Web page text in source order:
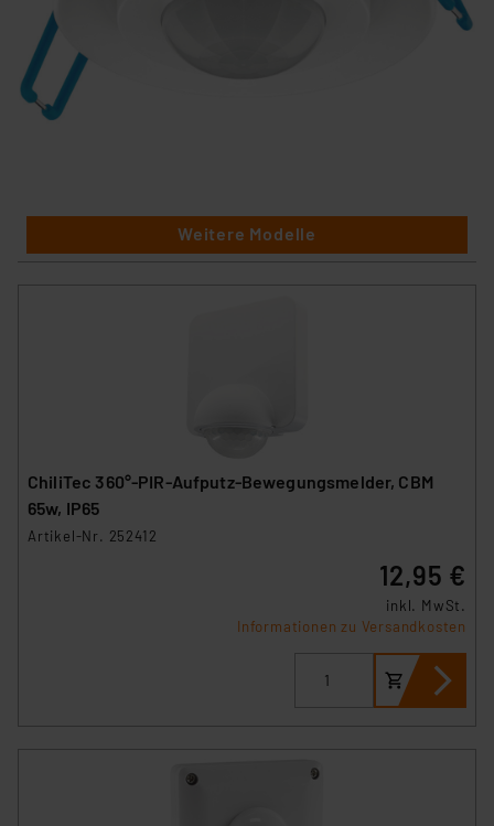
Weitere Modelle
ChiliTec 360°-PIR-Aufputz-Bewegungsmelder, CBM
65w, IP65
Artikel-Nr. 252412
12,95 €
inkl. MwSt.
Informationen zu Versandkosten